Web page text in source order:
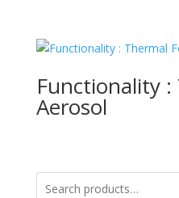
Functionality
Aerosol